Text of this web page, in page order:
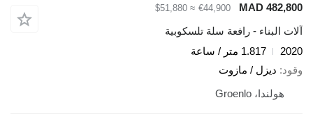
MAD 482,800
€44,900
≈ $51,880
آلات البناء - رافعة سلة تلسكوبية
2020
1.817 متر / ساعة
وقود ديزل / مازوت
هولندا، Groenlo